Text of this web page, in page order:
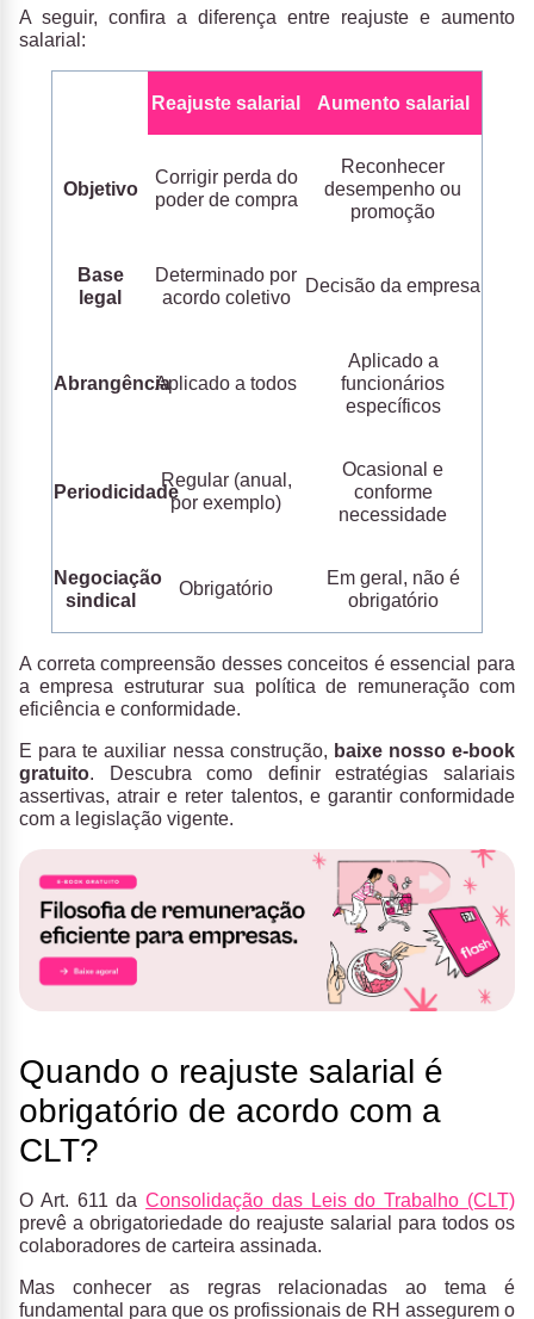
A seguir, confira a diferença entre reajuste e aumento
salarial:
Reajuste salarial Aumento salarial
Objetivo
Corrigir perda do
poder de compra
Reconhecer
desempenho ou
promoção
Base
legal
Determinado por
acordo coletivo
Decisão da empresa
AbrangênciaAplicado a todos
Aplicado a
funcionários
específicos
Periodicidade
Regular (anual,
por exemplo)
Ocasional e
conforme
necessidade
Negociação
sindical
Obrigatório
Em geral, não é
obrigatório
A correta compreensão desses conceitos é essencial para
a empresa estruturar sua política de remuneração com
eficiência e conformidade.
E para te auxiliar nessa construção, baixe nosso e-book
gratuito. Descubra como definir estratégias salariais
assertivas, atrair e reter talentos, e garantir conformidade
com a legislação vigente.
Quando o reajuste salarial é
obrigatório de acordo com a
CLT?
O Art. 611 daConsolidação das Leis do Trabalho (CLT)
prevê a obrigatoriedade do reajuste salarial para todos os
colaboradores de carteira assinada.
Mas conhecer as regras relacionadas ao tema é
fundamental para que os profissionais de RH assegurem o